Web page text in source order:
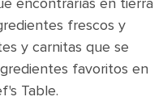
frescos y
y carnitas que se
favoritos en
Table.